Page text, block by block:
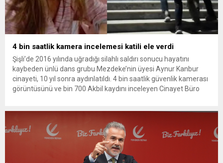
4 bin saatlik kamera incelemesi katili ele verdi
Şişli’de 2016 yılında uğradığı silahlı saldırı sonucu hayatını
kaybeden ünlü dans grubu Mezdeke’nin üyesi Aynur Kanbur
cinayeti, 10 yıl sonra aydınlatıldı. 4 bin saatlik güvenlik kamerası
görüntüsünü ve bin 700 Akbil kaydını inceleyen Cinayet Büro